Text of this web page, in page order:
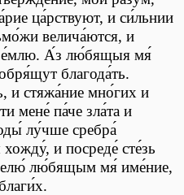
ца́рствуют, и си́льнии
велича́ются, и
А́з лю́бящыя мя́
благода́ть.
и стяжа́ние мно́гих и
мене́ па́че зла́та и
лу́чше сребра́
и посреде́ сте́зь
лю́бящым мя́ име́ние,